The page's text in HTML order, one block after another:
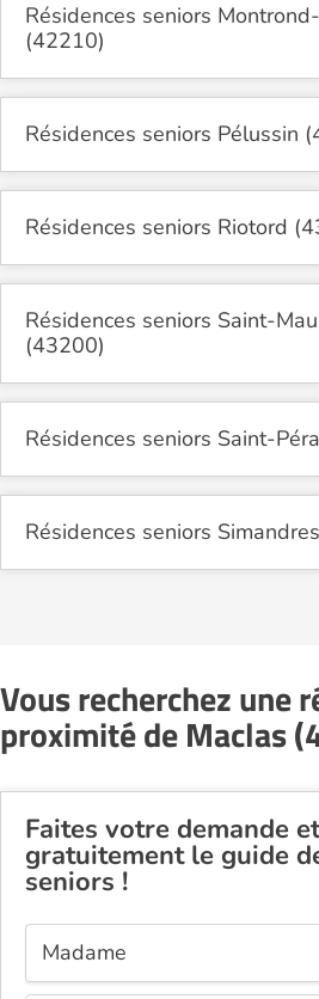
Résidences seniors
(42210)
Résidences seniors Pélussin
Résidences seniors Riotord
Résidences seniors Saint-
(43200)
Résidences seniors Saint-
Résidences seniors
Vous recherchez une
proximité de Maclas
Faites votre demande
gratuitement le guide
seniors !